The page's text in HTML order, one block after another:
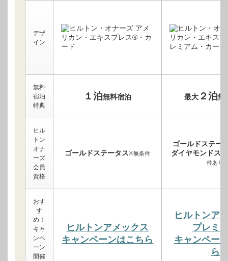
デザ
イン
無料
宿泊
特典
１泊無料宿泊 最大２泊無
ヒル
トン
オナ
ーズ
会員
資格
ゴールドステータス※無条件
ゴールドステー
ダイヤモンドス
件あり
おす
す
め！
キャ
ンペ
ーン
開催
ヒルトンアメックス
キャンペーンはこちら
ヒルトンア
プレミ
キャンペー
ら